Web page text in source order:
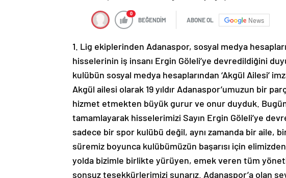
0
BEĞENDİM ABONE OL News
1. Lig ekiplerinden Adanaspor, sosyal medya
hisselerinin iş insanı Ergin Göleli’ye devredildiğini
kulübün sosyal medya hesaplarından ‘Akgül Ailesi’
Akgül ailesi olarak 19 yıldır Adanaspor’umuzun bir
hizmet etmekten büyük gurur ve onur duyduk.
tamamlayarak hisselerimizi Sayın Ergin Göleli’ye
sadece bir spor kulübü değil, aynı zamanda bir aile,
süremiz boyunca kulübümüzün başarısı için
yolda bizimle birlikte yürüyen, emek veren tüm
sonsuz teşekkürlerimizi sunarız. Adanaspor’a olan